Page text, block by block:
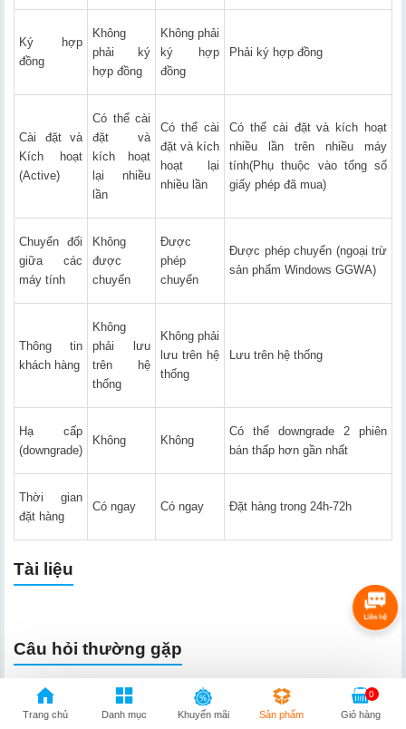
Ký hợp
đồng
Không
phải ký
hợp đồng
Không phải
ký hợp
đồng
Phải ký hợp đồng
Cài đặt và
Kích hoạt
(Active)
Có thể cài
đặt và
kích hoạt
lại nhiều
lần
Có thể cài
đặt và kích
hoạt lại
nhiều lần
Có thể cài đặt và kích hoạt
nhiều lần trên nhiều máy
tính(Phụ thuộc vào tổng số
giấy phép đã mua)
Chuyển đối
giữa các
máy tính
Không
được
chuyển
Được
phép
chuyển
Được phép chuyển (ngoại trừ
sản phẩm Windows GGWA)
Thông tin
khách hàng
Không
phải lưu
trên hệ
thống
Không phải
lưu trên hệ
thống
Lưu trên hệ thống
Hạ cấp
(downgrade)
Không Không
Có thể downgrade 2 phiên
bán thấp hơn gần nhất
Thời gian
đặt hàng
Có ngay Có ngay Đặt hàng trong 24h-72h
Tài liệu
Câu hỏi thường gặp
A - Câu hỏi thường gặp Microsoft 365
Trang chủ Danh mục Khuyến mãi Sản phẩm
0
Giỏ hàng